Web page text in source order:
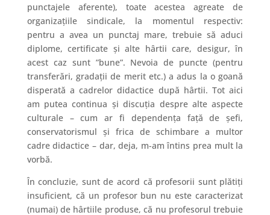
punctajele aferente), toate acestea agreate de
organizațiile sindicale, la momentul respectiv:
pentru a avea un punctaj mare, trebuie să aduci
diplome, certificate și alte hârtii care, desigur, în
acest caz sunt ”bune”. Nevoia de puncte (pentru
transferări, gradații de merit etc.) a adus la o goană
disperată a cadrelor didactice după hârtii. Tot aici
am putea continua și discuția despre alte aspecte
culturale – cum ar fi dependența față de șefi,
conservatorismul și frica de schimbare a multor
cadre didactice – dar, deja, m-am întins prea mult la
vorbă.
În concluzie, sunt de acord că profesorii sunt plătiți
insuficient, că un profesor bun nu este caracterizat
(numai) de hârtiile produse, că nu profesorul trebuie